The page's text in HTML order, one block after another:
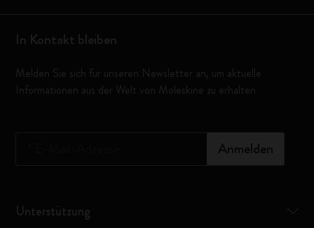
In Kontakt bleiben
Melden Sie sich für unseren Newsletter an, um aktuelle
Informationen aus der Welt von Moleskine zu erhalten
Anmelden
Unterstützung